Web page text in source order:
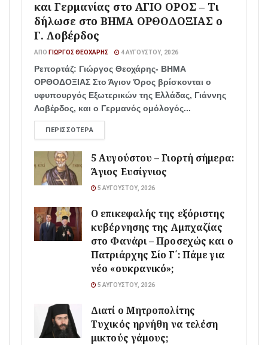
και Γερμανίας στο ΑΓΙΟ ΟΡΟΣ – Τι
δήλωσε στο ΒΗΜΑ ΟΡΘΟΔΟΞΙΑΣ ο
Γ. Λοβέρδος
ΑΠΌ ΓΙΏΡΓΟΣ ΘΕΟΧΆΡΗΣ 4 ΑΥΓΟΎΣΤΟΥ, 2026
Ρεπορτάζ: Γιώργος Θεοχάρης- ΒΗΜΑ
ΟΡΘΟΔΟΞΙΑΣ Στο Άγιον Όρος βρίσκονται ο
υφυπουργός Εξωτερικών της Ελλάδας, Γιάννης
Λοβέρδος, και ο Γερμανός ομόλογός...
ΠΕΡΙΣΣΌΤΕΡΑ
5 Αυγούστου – Γιορτή σήμερα:
Άγιος Ευσίγνιος
5 ΑΥΓΟΎΣΤΟΥ, 2026
Ο επικεφαλής της εξόριστης
κυβέρνησης της Αμπχαζίας
στο Φανάρι – Προσεχώς και ο
Πατριάρχης Σίο Γ΄: Πάμε για
νέο «ουκρανικό»;
5 ΑΥΓΟΎΣΤΟΥ, 2026
Διατί ο Μητροπολίτης
Τυχικός ηρνήθη να τελέση
μικτούς γάμους;